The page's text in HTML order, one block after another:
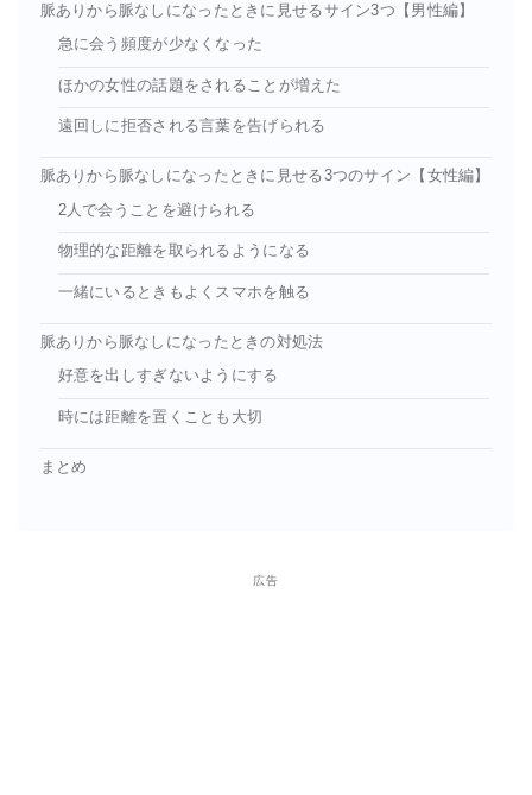
脈ありから脈なしになったときに見せるサイン3つ【男性編】
急に会う頻度が少なくなった
ほかの女性の話題をされることが増えた
遠回しに拒否される言葉を告げられる
脈ありから脈なしになったときに見せる3つのサイン【女性編】
2人で会うことを避けられる
物理的な距離を取られるようになる
一緒にいるときもよくスマホを触る
脈ありから脈なしになったときの対処法
好意を出しすぎないようにする
時には距離を置くことも大切
まとめ
広告